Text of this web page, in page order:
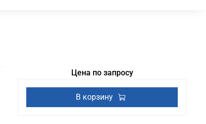
Цена по запросу
В корзину